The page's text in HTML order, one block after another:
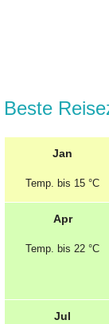
Beste
Jan
Temp. bis 15 °C
Apr
Temp. bis 22 °C
Jul